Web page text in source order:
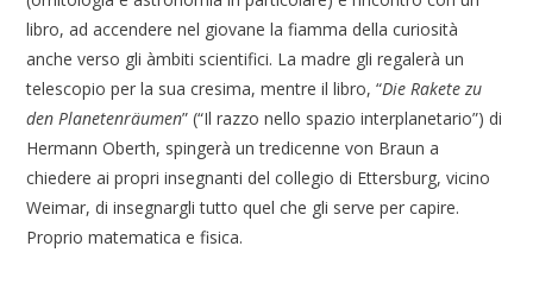
libro, ad accendere nel giovane la fiamma della curiosità
anche verso gli àmbiti scientifici. La madre gli regalerà un
telescopio per la sua cresima, mentre il libro, “Die Rakete zu
den Planetenräumen” (“Il razzo nello spazio interplanetario”) di
Hermann Oberth, spingerà un tredicenne von Braun a
chiedere ai propri insegnanti del collegio di Ettersburg, vicino
Weimar, di insegnargli tutto quel che gli serve per capire.
Proprio matematica e fisica.